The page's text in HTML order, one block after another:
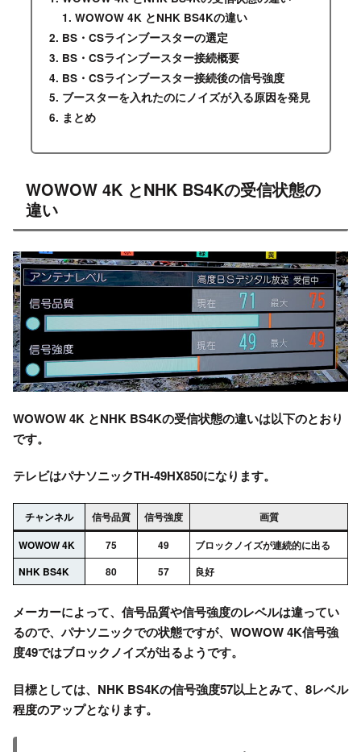
WOWOW 4K とNHK BS4Kの違い
BS・CSラインブースターの選定
BS・CSラインブースター接続概要
BS・CSラインブースター接続後の信号強度
ブースターを入れたのにノイズが入る原因を発見
まとめ
WOWOW 4K とNHK BS4Kの受信状態の
違い
WOWOW 4K とNHK BS4Kの受信状態の違いは以下のとおり
です。
テレビはパナソニックTH-49HX850になります。
チャンネル 信号品質 信号強度
画質
WOWOW 4K
75 49
ブロックノイズが連続的に出る
NHK BS4K
80 57 良好
メーカーによって、信号品質や信号強度のレベルは違ってい
るので、パナソニックでの状態ですが、WOWOW 4K信号強
度49ではブロックノイズが出るようです。
目標としては、NHK BS4Kの信号強度57以上とみて、8レベル
程度のアップとなります。